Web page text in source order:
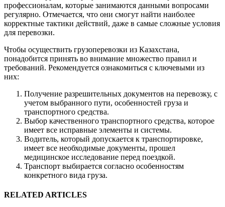
профессионалам, которые занимаются данными вопросами
регулярно. Отмечается, что они смогут найти наиболее
корректные тактики действий, даже в самые сложные условия
для перевозки.
Чтобы осуществить грузоперевозки из Казахстана,
понадобится принять во внимание множество правил и
требований. Рекомендуется ознакомиться с ключевыми из
них:
Получение разрешительных документов на перевозку, с
учетом выбранного пути, особенностей груза и
транспортного средства.
Выбор качественного транспортного средства, которое
имеет все исправные элементы и системы.
Водитель, который допускается к транспортировке,
имеет все необходимые документы, прошел
медицинское исследование перед поездкой.
Транспорт выбирается согласно особенностям
конкретного вида груза.
RELATED ARTICLES